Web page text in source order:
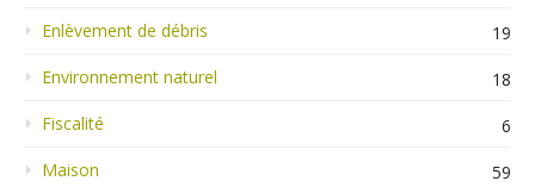
Enlèvement de débris
19
Environnement naturel
18
Fiscalité
6
Maison
59